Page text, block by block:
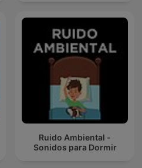
Ruido Ambiental -
Sonidos para Dormir